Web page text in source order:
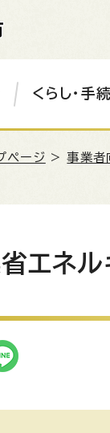
くらし・手
ページ >事業者
エネル